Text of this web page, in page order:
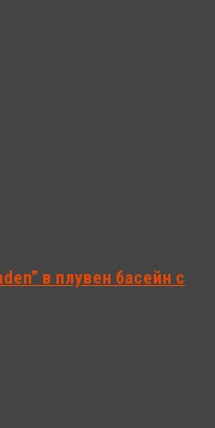
в плувен басейн с